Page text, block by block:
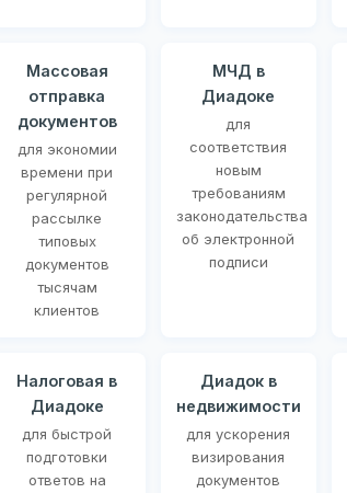
Массовая
отправка
документов
для экономии
времени при
регулярной
рассылке
типовых
документов
тысячам
клиентов
МЧД в
Диадоке
для
соответствия
новым
требованиям
законодательства
об электронной
подписи
Налоговая в
Диадоке
для быстрой
подготовки
ответов на
Диадок в
недвижимости
для ускорения
визирования
документов